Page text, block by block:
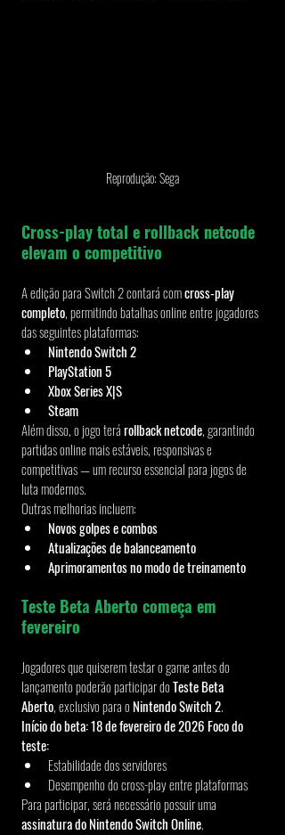
Reprodução: Sega
Cross-play total e rollback netcode
elevam o competitivo
A edição para Switch 2 contará com cross-play
completo, permitindo batalhas online entre jogadores
das seguintes plataformas:
Nintendo Switch 2
PlayStation 5
Xbox Series X|S
Steam
Além disso, o jogo terá rollback netcode, garantindo
partidas online mais estáveis, responsivas e
competitivas — um recurso essencial para jogos de
luta modernos.
Outras melhorias incluem:
Novos golpes e combos
Atualizações de balanceamento
Aprimoramentos no modo de treinamento
Teste Beta Aberto começa em
fevereiro
Jogadores que quiserem testar o game antes do
lançamento poderão participar do Teste Beta
Aberto, exclusivo para o Nintendo Switch 2.
Início do beta:18 de fevereiro de 2026 Foco do
teste:
Estabilidade dos servidores
Desempenho do cross-play entre plataformas
Para participar, será necessário possuir uma
assinatura do Nintendo Switch Online.